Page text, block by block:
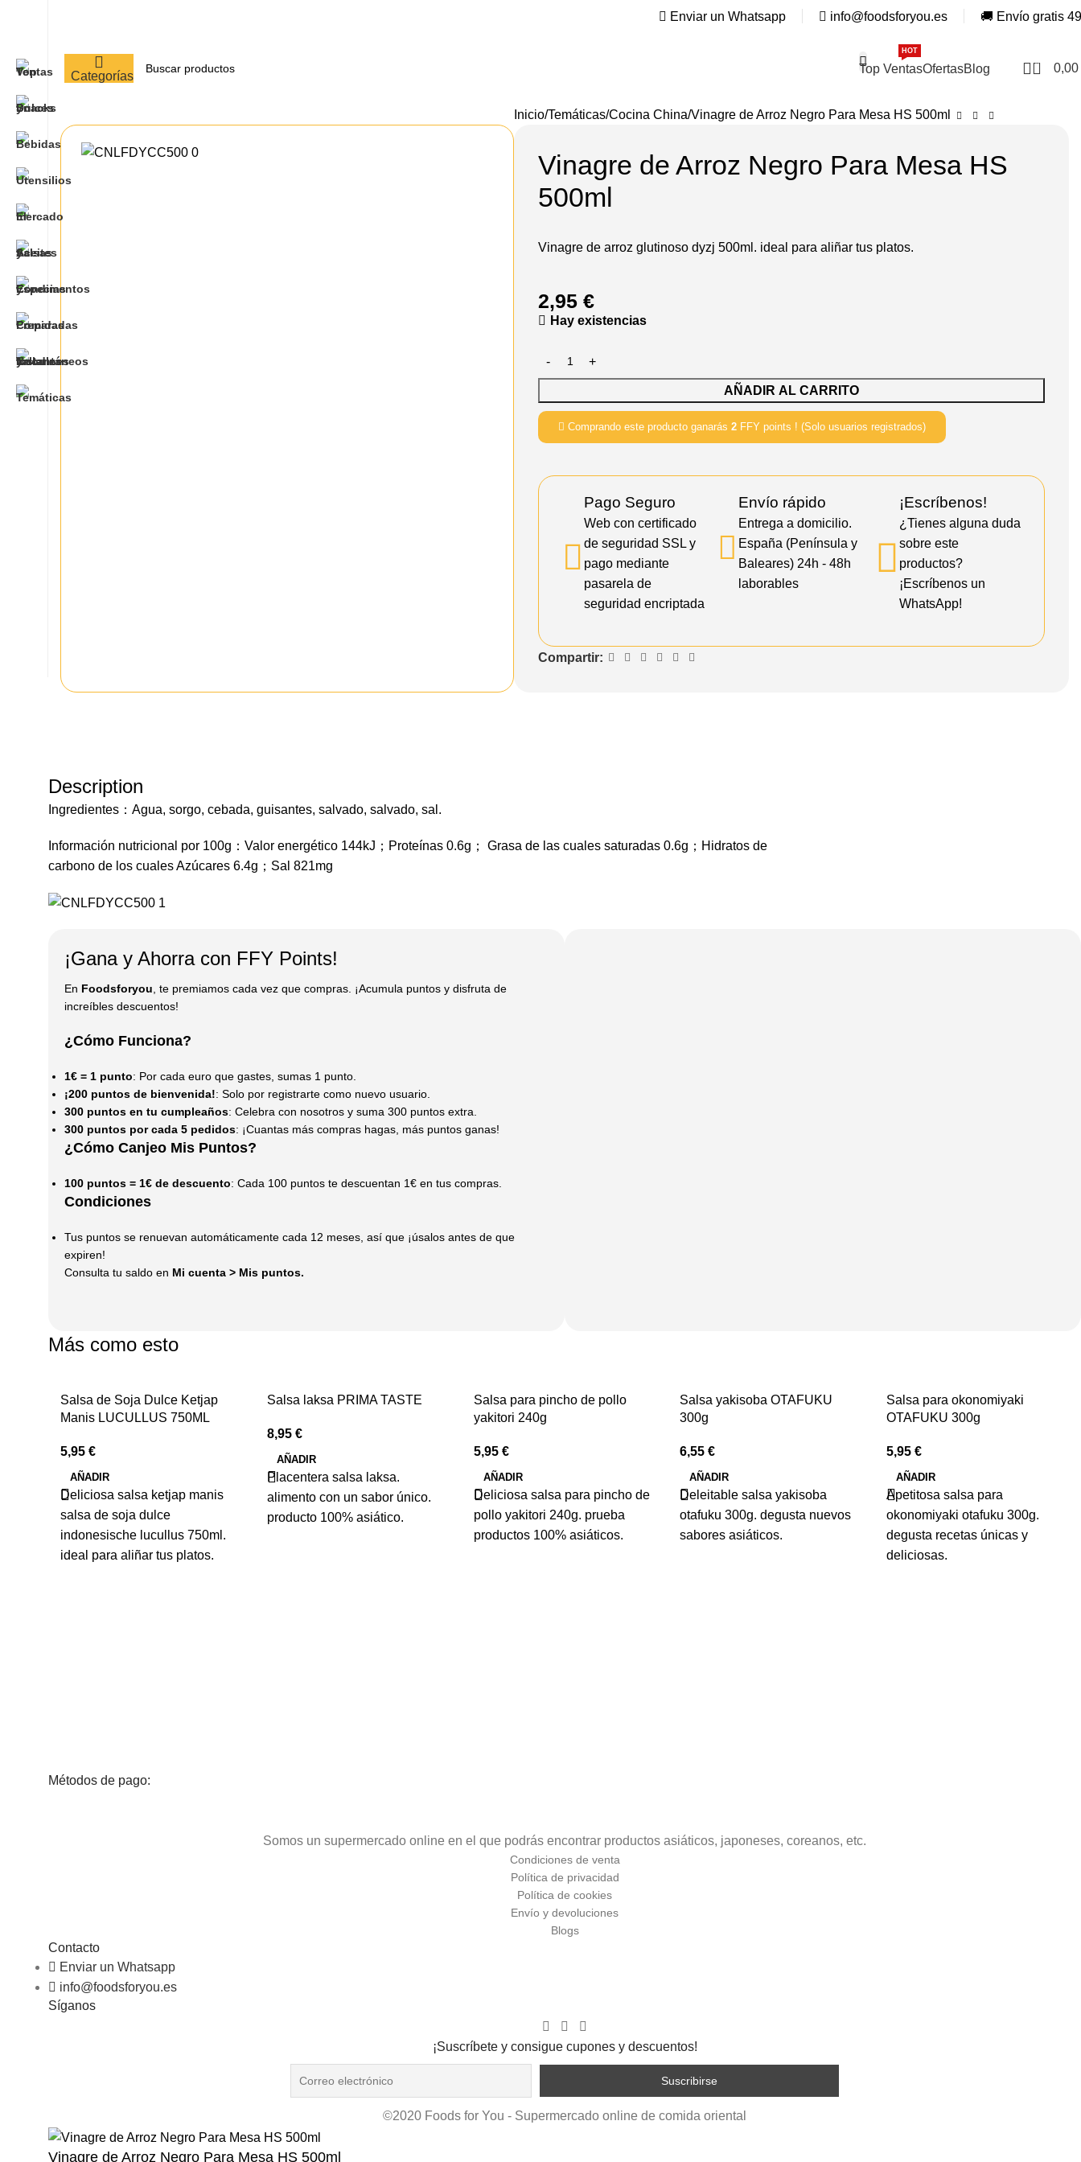
Enviar un Whatsapp info@foodsforyou.es 🚚 Envío gratis
Categorías
Top Ventas
HOT
OfertasBlog 0 0,00
Inicio Temáticas Cocina China Vinagre de Arroz Negro Para Mesa HS 500ml
Vinagre de Arroz Negro Para Mesa HS
500ml
Vinagre de arroz glutinoso dyzj 500ml. ideal para aliñar tus platos.
2,95€
Hay existencias
AÑADIR AL CARRITO
Comprando este producto ganarás2 FFY points ! (Solo usuarios registrados)
Pago Seguro
Web con certificado
de seguridad SSL y
pago mediante
pasarela de
seguridad encriptada
Envío rápido
Entrega a domicilio.
España (Península y
Baleares) 24h - 48h
laborables
¡Escríbenos!
¿Tienes alguna duda
sobre este
productos?
¡Escríbenos un
WhatsApp!
Compartir:
Description
Ingredientes：Agua, sorgo, cebada, guisantes, salvado, salvado, sal.
Información nutricional por 100g：Valor energético 144kJ；Proteínas 0.6g； Grasa de las cuales saturadas 0.6g；Hidratos de
carbono de los cuales Azúcares 6.4g；Sal 821mg
¡Gana y Ahorra con FFY Points!
En Foodsforyou, te premiamos cada vez que compras. ¡Acumula puntos y disfruta de
increíbles descuentos!
¿Cómo Funciona?
1€ = 1 punto: Por cada euro que gastes, sumas 1 punto.
¡200 puntos de bienvenida!: Solo por registrarte como nuevo usuario.
300 puntos en tu cumpleaños: Celebra con nosotros y suma 300 puntos extra.
300 puntos por cada 5 pedidos: ¡Cuantas más compras hagas, más puntos ganas!
¿Cómo Canjeo Mis Puntos?
100 puntos = 1€ de descuento: Cada 100 puntos te descuentan 1€ en tus compras.
Condiciones
Tus puntos se renuevan automáticamente cada 12 meses, así que ¡úsalos antes de que
expiren!
Consulta tu saldo en Mi cuenta > Mis puntos.
Más como esto
Salsa de Soja Dulce Ketjap
Manis LUCULLUS 750ML
5,95 €
AÑADIR
Deliciosa salsa ketjap manis
salsa de soja dulce
indonesische lucullus 750ml.
ideal para aliñar tus platos.
Salsa laksa PRIMA TASTE
8,95 €
AÑADIR
Placentera salsa laksa.
alimento con un sabor único.
producto 100% asiático.
Salsa para pincho de pollo
yakitori 240g
5,95 €
AÑADIR
Deliciosa salsa para pincho de
pollo yakitori 240g. prueba
productos 100% asiáticos.
Salsa yakisoba OTAFUKU
300g
6,55€
AÑADIR
Deleitable salsa yakisoba
otafuku 300g. degusta nuevos
sabores asiáticos.
Salsa para okonomiyaki
OTAFUKU 300g
5,95€
AÑADIR
Apetitosa salsa para
okonomiyaki otafuku 300g.
degusta recetas únicas y
deliciosas.
Métodos de pago:
Somos un supermercado online en el que podrás encontrar productos asiáticos, japoneses, coreanos, etc.
Condiciones de venta
Política de privacidad
Política de cookies
Envío y devoluciones
Blogs
Contacto
Enviar un Whatsapp
info@foodsforyou.es
Síganos
¡Suscríbete y consigue cupones y descuentos!
©2020 Foods for You - Supermercado online de comida oriental
Vinagre de Arroz Negro Para Mesa HS 500ml